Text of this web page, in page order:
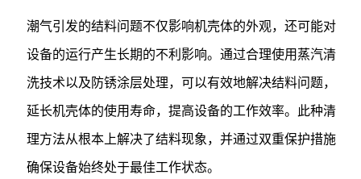
潮气引发的结料问题不仅影响机壳体的外观，还可能对
设备的运行产生长期的不利影响。通过合理使用蒸汽清
洗技术以及防锈涂层处理，可以有效地解决结料问题，
延长机壳体的使用寿命，提高设备的工作效率。此种清
理方法从根本上解决了结料现象，并通过双重保护措施
确保设备始终处于最佳工作状态。